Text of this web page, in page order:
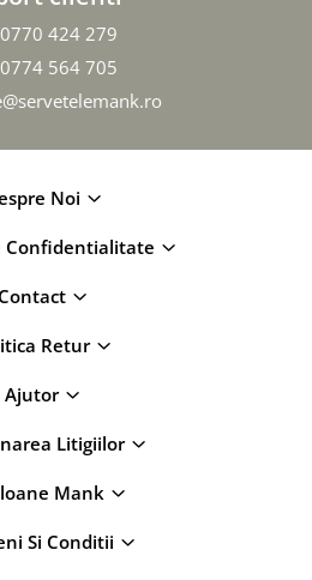
0770 424 279
0774 564 705
Noi
Confidentialitate
Contact
Retur
Ajutor
Litigiilor
Mank
Si Conditii